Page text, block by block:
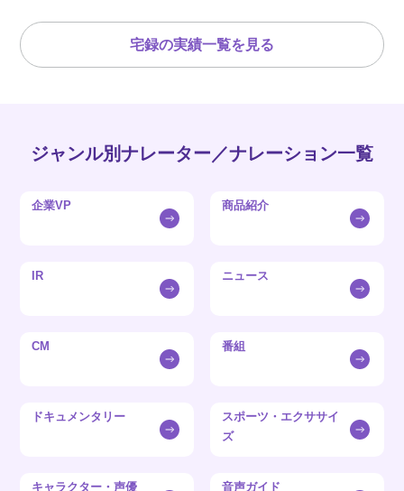
宅録の実績一覧を見る
ジャンル別ナレーター／ナレーション一覧
企業VP 商品紹介
IR ニュース
CM 番組
ドキュメンタリー
スポーツ・エクササイ
ズ
キャラクター・声優 音声ガイド